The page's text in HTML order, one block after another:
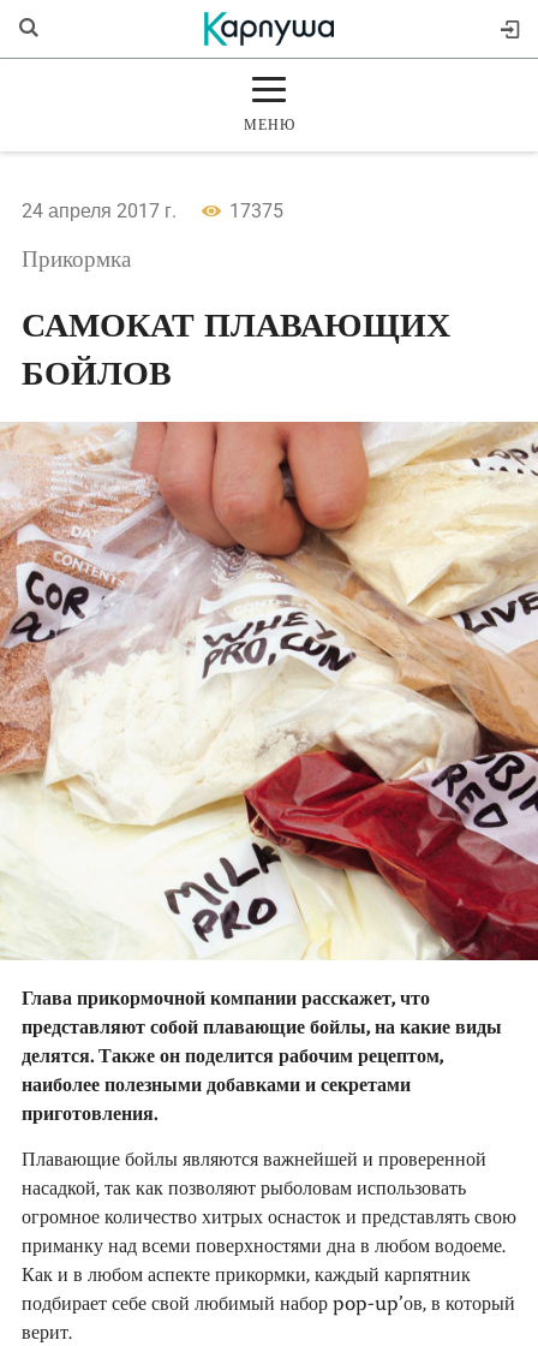
МЕНЮ
МАГАЗИН
24 апреля 2017 г. 17375
Прикормка
САМОКАТ ПЛАВАЮЩИХ
БОЙЛОВ
Глава прикормочной компании расскажет, что
представляют собой плавающие бойлы, на какие виды
делятся. Также он поделится рабочим рецептом,
наиболее полезными добавками и секретами
приготовления.
Плавающие бойлы являются важнейшей и проверенной
насадкой, так как позволяют рыболовам использовать
огромное количество хитрых оснасток и представлять свою
приманку над всеми поверхностями дна в любом водоеме.
Как и в любом аспекте прикормки, каждый карпятник
подбирает себе свой любимый набор pop-up’ов, в который
верит.